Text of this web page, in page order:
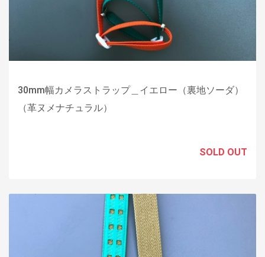
30mm幅カメラストラップ＿イエロー（裏地ソーダ）
（革ヌメナチュラル）
SOLD OUT